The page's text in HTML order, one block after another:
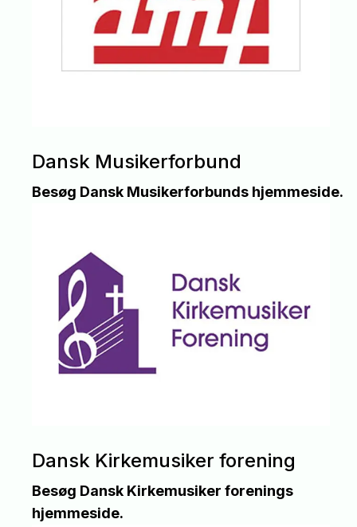
Dansk Musikerforbund
Besøg Dansk Musikerforbunds hjemmeside.
Dansk Kirkemusiker forening
Besøg Dansk Kirkemusiker forenings
hjemmeside.